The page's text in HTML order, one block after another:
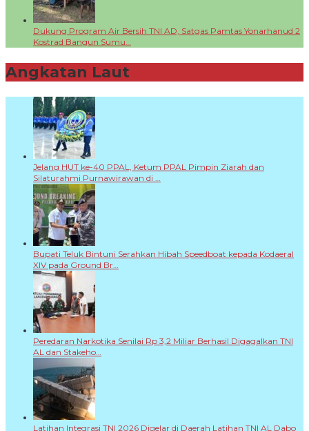
Dukung Program Air Bersih TNI AD, Satgas Pamtas Yonarhanud 2
Kostrad Bangun Sumu…
Angkatan Laut
Jelang HUT ke-40 PPAL, Ketum PPAL Pimpin Ziarah dan
Silaturahmi Purnawirawan di …
Bupati Teluk Bintuni Serahkan Hibah Speedboat kepada Kodaeral
XIV pada Ground Br…
Peredaran Narkotika Senilai Rp 3,2 Miliar Berhasil Digagalkan TNI
AL dan Stakeho…
Latihan Integrasi TNI 2026 Digelar di Daerah Latihan TNI AL Dabo